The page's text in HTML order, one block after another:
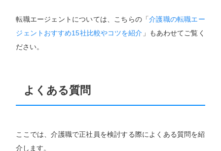
転職エージェントについては、こちらの「介護職の転職エー
ジェントおすすめ15社比較やコツを紹介 」もあわせてご覧く
ださい。
よくある質問
ここでは、介護職で正社員を検討する際によくある質問を紹
介します。
専任キャリアアドバイザーにお任せ！